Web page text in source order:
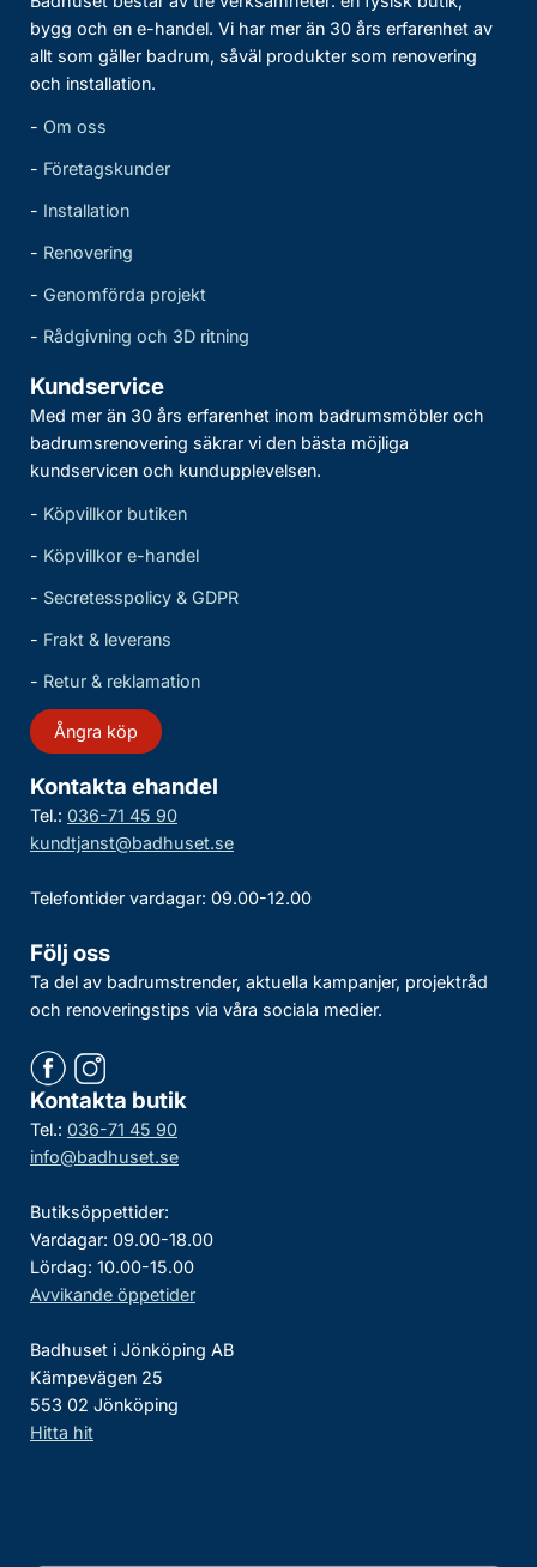
bygg och en e-handel. Vi har mer än 30 års erfarenhet av
allt som gäller badrum, såväl produkter som renovering
och installation.
- Om oss
- Företagskunder
- Installation
- Renovering
- Genomförda projekt
- Rådgivning och 3D ritning
Kundservice
Med mer än 30 års erfarenhet inom badrumsmöbler och
badrumsrenovering säkrar vi den bästa möjliga
kundservicen och kundupplevelsen.
- Köpvillkor butiken
- Köpvillkor e-handel
- Secretesspolicy & GDPR
- Frakt & leverans
- Retur & reklamation
Ångra köp
Kontakta ehandel
Tel.: 036-71 45 90
kundtjanst@badhuset.se
Telefontider vardagar: 09.00-12.00
Följ oss
Ta del av badrumstrender, aktuella kampanjer, projektråd
och renoveringstips via våra sociala medier.
Kontakta butik
Tel.: 036-71 45 90
info@badhuset.se
Butiksöppettider:
Vardagar: 09.00-18.00
Lördag: 10.00-15.00
Avvikande öppetider
Badhuset i Jönköping AB
Kämpevägen 25
553 02 Jönköping
Hitta hit